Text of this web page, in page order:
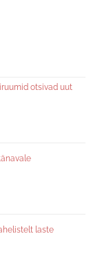
otsivad uut
laste